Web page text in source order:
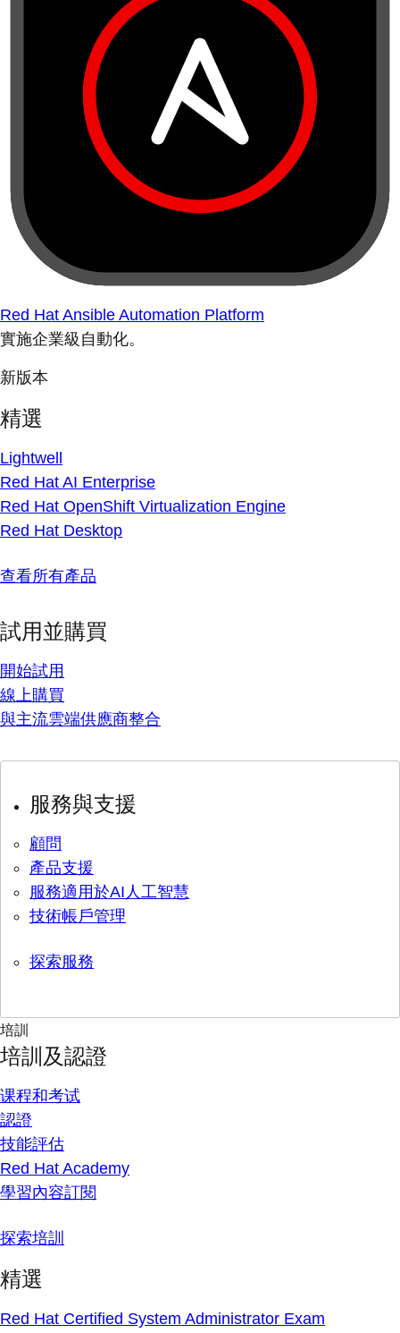
Red Hat Ansible Automation Platform
實施企業級自動化。
新版本
精選
Lightwell
Red Hat AI Enterprise
Red Hat OpenShift Virtualization Engine
Red Hat Desktop
查看所有產品
試用並購買
開始試用
線上購買
與主流雲端供應商整合
服務與支援
顧問
產品支援
服務適用於AI人工智慧
技術帳戶管理
探索服務
培訓
培訓及認證
课程和考试
認證
技能評估
Red Hat Academy
學習內容訂閱
探索培訓
精選
Red Hat Certified System Administrator Exam